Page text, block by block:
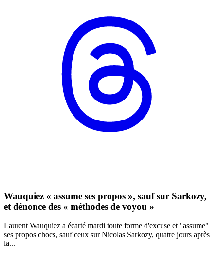
Wauquiez « assume ses propos », sauf sur Sarkozy,
et dénonce des « méthodes de voyou »
Laurent Wauquiez a écarté mardi toute forme d'excuse et "assume"
ses propos chocs, sauf ceux sur Nicolas Sarkozy, quatre jours après
la...